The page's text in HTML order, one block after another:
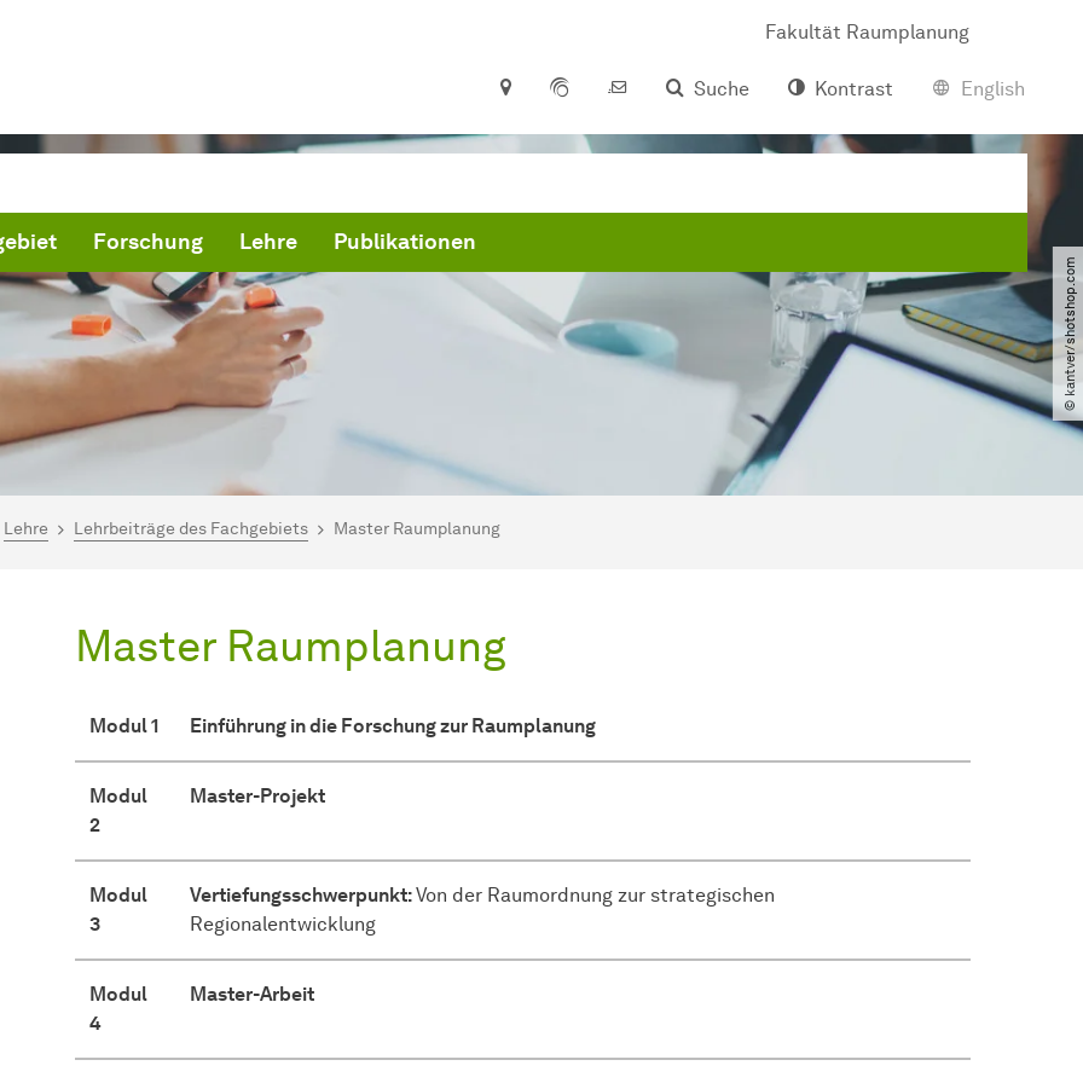
Fakultät Raumplanung
Suche
Kontrast English
Forschung Lehre Publikationen
© kantver​/​shotshop.com
hier:
Lehre Lehrbeiträge des Fachgebiets Master Raumplanung
Master Raumplanung
Modul 1 Einführung in die Forschung zur Raumplanung
Modul
2
Master-Projekt
Modul
3
Vertiefungsschwerpunkt:Von der Raumordnung zur strategischen
Regionalentwicklung
Modul
4
Master-Arbeit